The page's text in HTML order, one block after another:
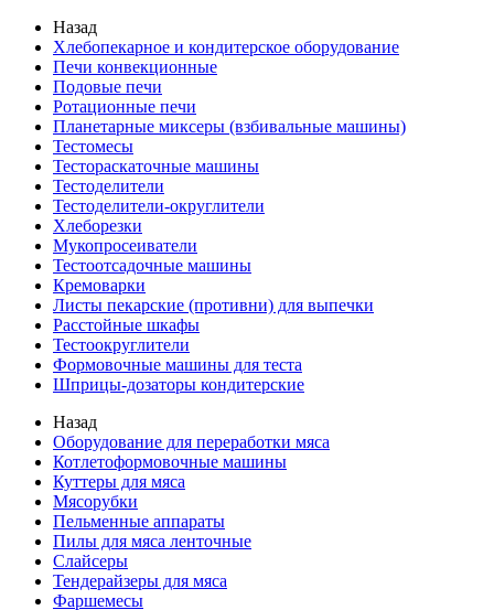
Назад
Хлебопекарное и кондитерское оборудование
Печи конвекционные
Подовые печи
Ротационные печи
Планетарные миксеры (взбивальные машины)
Тестомесы
Тестораскаточные машины
Тестоделители
Тестоделители-округлители
Хлеборезки
Мукопросеиватели
Тестоотсадочные машины
Кремоварки
Листы пекарские (противни) для выпечки
Расстойные шкафы
Тестоокруглители
Формовочные машины для теста
Шприцы-дозаторы кондитерские
Назад
Оборудование для переработки мяса
Котлетоформовочные машины
Куттеры для мяса
Мясорубки
Пельменные аппараты
Пилы для мяса ленточные
Слайсеры
Тендерайзеры для мяса
Фаршемесы